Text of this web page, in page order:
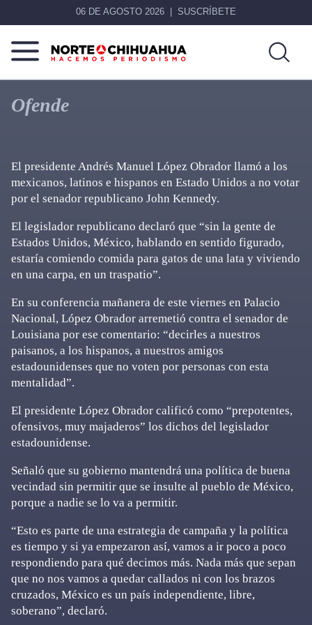
06 DE AGOSTO 2026 SUSCRÍBETE
Norte
De
Chihuahua
Más
que
noticias,
Ofende
El presidente Andrés Manuel López Obrador llamó a los
mexicanos, latinos e hispanos en Estado Unidos a no votar
por el senador republicano John Kennedy.
El legislador republicano declaró que “sin la gente de
Estados Unidos, México, hablando en sentido figurado,
estaría comiendo comida para gatos de una lata y viviendo
en una carpa, en un traspatio”.
En su conferencia mañanera de este viernes en Palacio
Nacional, López Obrador arremetió contra el senador de
Louisiana por ese comentario: “decirles a nuestros
paisanos, a los hispanos, a nuestros amigos
estadounidenses que no voten por personas con esta
mentalidad”.
El presidente López Obrador calificó como “prepotentes,
ofensivos, muy majaderos” los dichos del legislador
estadounidense.
Señaló que su gobierno mantendrá una política de buena
vecindad sin permitir que se insulte al pueblo de México,
porque a nadie se lo va a permitir.
“Esto es parte de una estrategia de campaña y la política
es tiempo y si ya empezaron así, vamos a ir poco a poco
respondiendo para qué decimos más. Nada más que sepan
que no nos vamos a quedar callados ni con los brazos
cruzados, México es un país independiente, libre,
soberano”, declaró.